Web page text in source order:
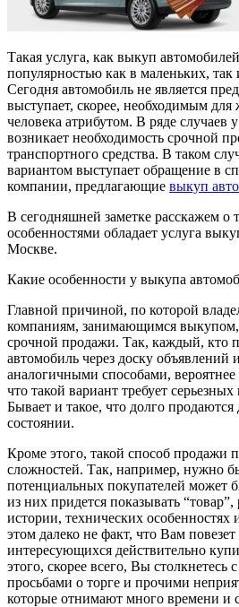
Такая услуга, как выкуп
популярностью как в маленьких,
Сегодня автомобиль не является
выступает, скорее, необходимым
человека атрибутом. В ряде случаев
возникает необходимость срочной
транспортного средства. В таком
вариантом выступает обращение в
компании, предлагающие выкуп
В сегодняшней заметке расскажем о
особенностями обладает услуга
Москве.
Какие особенности у выкупа
Главной причиной, по которой
компаниям, занимающимся выкупом,
срочной продажи. Так, каждый, кто
автомобиль через доску
аналогичными способами, вероятнее
что такой вариант требует
Бывает и такое, что долго
состоянии.
Кроме этого, такой способ продажи
сложностей. Так, например, нужно
потенциальных покупателей может
из них придется показывать “товар”,
истории, технических
этом далеко не факт, что Вам
интересующихся действительно
этого, скорее всего, Вы столкнетесь
просьбами о торге и прочими
которые отнимают много времени и